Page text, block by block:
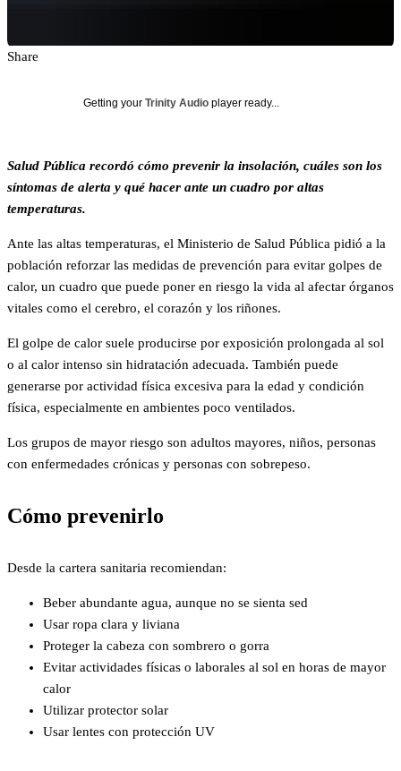
Share
Getting your Trinity Audio player ready...
Salud Pública recordó cómo prevenir la insolación, cuáles son los
síntomas de alerta y qué hacer ante un cuadro por altas
temperaturas.
Ante las altas temperaturas, el Ministerio de Salud Pública pidió a la
población reforzar las medidas de prevención para evitar golpes de
calor, un cuadro que puede poner en riesgo la vida al afectar órganos
vitales como el cerebro, el corazón y los riñones.
El golpe de calor suele producirse por exposición prolongada al sol
o al calor intenso sin hidratación adecuada. También puede
generarse por actividad física excesiva para la edad y condición
física, especialmente en ambientes poco ventilados.
Los grupos de mayor riesgo son adultos mayores, niños, personas
con enfermedades crónicas y personas con sobrepeso.
Cómo prevenirlo
Desde la cartera sanitaria recomiendan:
Beber abundante agua, aunque no se sienta sed
Usar ropa clara y liviana
Proteger la cabeza con sombrero o gorra
Evitar actividades físicas o laborales al sol en horas de mayor
calor
Utilizar protector solar
Usar lentes con protección UV